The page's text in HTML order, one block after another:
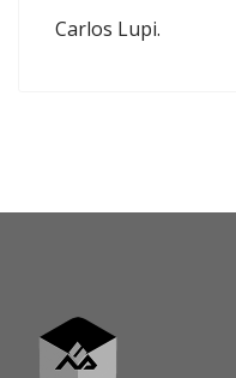
Carlos Lupi.